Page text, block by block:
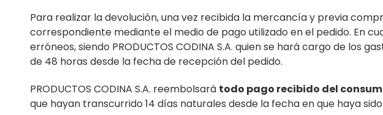
Para realizar la devolución, una vez recibida la mercancía y previa
correspondiente mediante el medio de pago utilizado en el pedido. En
erróneos, siendo PRODUCTOS CODINA S.A. quien se hará cargo de
de 48 horas desde la fecha de recepción del pedido.
PRODUCTOS CODINA S.A. reembolsará todo pago recibido del
que hayan transcurrido 14 días naturales desde la fecha en que haya